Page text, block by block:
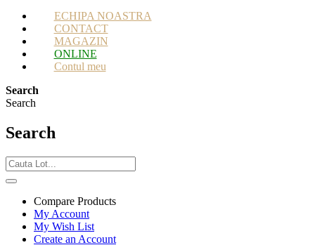
ECHIPA NOASTRA
CONTACT
MAGAZIN
ONLINE
Contul meu
Search
Search
Search
Compare Products
My Account
My Wish List
Create an Account